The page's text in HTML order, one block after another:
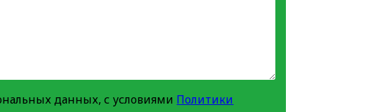
данных, с условиями Политики